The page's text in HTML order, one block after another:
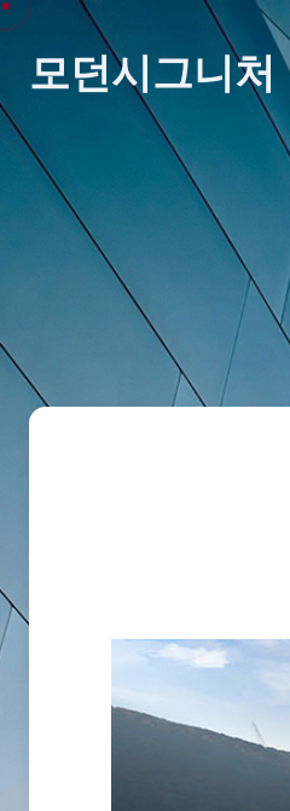
모던시그니처